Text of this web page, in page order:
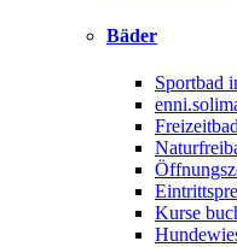
Bäder
Sportbad
Kurse